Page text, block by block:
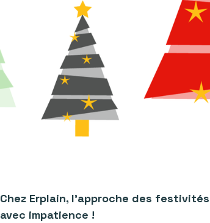
Chez Erplain, l'approche des
avec impatience !